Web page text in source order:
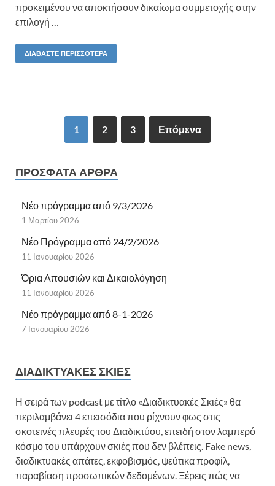
προκειμένου να αποκτήσουν δικαίωμα συμμετοχής στην
επιλογή …
ΔΙΑΒΆΣΤΕ ΠΕΡΙΣΣΌΤΕΡΑ
1 2 3 Επόμενα
ΠΡΌΣΦΑΤΑ ΆΡΘΡΑ
Νέο πρόγραμμα από 9/3/2026
1 Μαρτίου 2026
Νέο Πρόγραμμα από 24/2/2026
11 Ιανουαρίου 2026
Όρια Απουσιών και Δικαιολόγηση
11 Ιανουαρίου 2026
Νέο πρόγραμμα από 8-1-2026
7 Ιανουαρίου 2026
ΔΙΑΔΙΚΤΥΑΚΈΣ ΣΚΙΈΣ
Η σειρά των podcast με τίτλο «Διαδικτυακές Σκιές» θα
περιλαμβάνει 4 επεισόδια που ρίχνουν φως στις
σκοτεινές πλευρές του Διαδικτύου, επειδή στον λαμπερό
κόσμο του υπάρχουν σκιές που δεν βλέπεις. Fake news,
διαδικτυακές απάτες, εκφοβισμός, ψεύτικα προφίλ,
παραβίαση προσωπικών δεδομένων. Ξέρεις πώς να